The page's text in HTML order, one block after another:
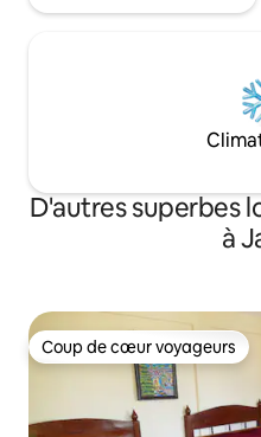
D'autres superbes
à
Coup de cœur voyageurs
Coup de cœur voyageurs